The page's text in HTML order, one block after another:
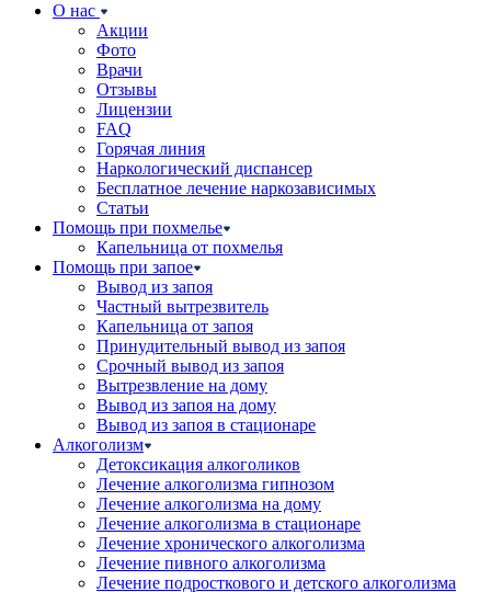
О нас
Акции
Фото
Врачи
Отзывы
Лицензии
FAQ
Горячая линия
Наркологический диспансер
Бесплатное лечение наркозависимых
Статьи
Помощь при похмелье
Капельница от похмелья
Помощь при запое
Вывод из запоя
Частный вытрезвитель
Капельница от запоя
Принудительный вывод из запоя
Срочный вывод из запоя
Вытрезвление на дому
Вывод из запоя на дому
Вывод из запоя в стационаре
Алкоголизм
Детоксикация алкоголиков
Лечение алкоголизма гипнозом
Лечение алкоголизма на дому
Лечение алкоголизма в стационаре
Лечение хронического алкоголизма
Лечение пивного алкоголизма
Лечение подросткового и детского алкоголизма